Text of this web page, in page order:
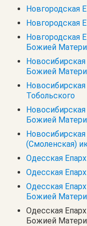
Новгородская
Новгородская
Новгородская
Божией Матери
Божией Матери
Тобольского
Божией Матери
Новосибирская
(Смоленская)
Одесская
Одесская
Одесская
Божией Матери
Одесская
Божией Матери